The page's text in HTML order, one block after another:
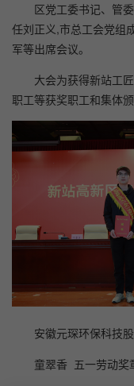
区党工委书记、管
任刘正义,市总工会党组
军等出席会议。
大会为获得新站工
职工等获奖职工和集体颁
安徽元琛环保科技
童翠香 五一劳动奖